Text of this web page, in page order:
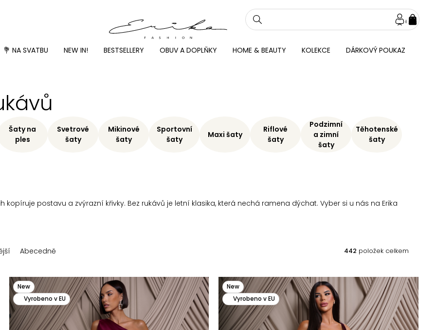
💐 NA SVATBU NEW IN! BESTSELLERY OBUV A DOPLŇKY HOME & BEAUTY KOLEKCE DÁRKOVÝ POUKAZ
kopíruje postavu a zvýrazní křivky. Bez rukávů je letní klasika, která nechá ramena dýchat. Vyber si u nás na Erika
Šaty na
ples
Svetrové
šaty
Mikinové
šaty
Sportovní
šaty
Maxi šaty
Riflové
šaty
Podzimní
a zimní
šaty
Těhotenské
šaty
Abecedně 442 položek celkem
New
Vyrobeno v EU
New
Vyrobeno v EU